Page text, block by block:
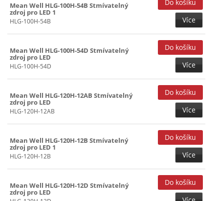
Mean Well HLG-100H-54B Stmívatelný
zdroj pro LED 1
HLG-100H-54B Více
Mean Well HLG-100H-54D Stmívatelný
zdroj pro LED
HLG-100H-54D Více
Mean Well HLG-120H-12AB Stmívatelný
zdroj pro LED
HLG-120H-12AB Více
Mean Well HLG-120H-12B Stmívatelný
zdroj pro LED 1
HLG-120H-12B Více
Mean Well HLG-120H-12D Stmívatelný
zdroj pro LED